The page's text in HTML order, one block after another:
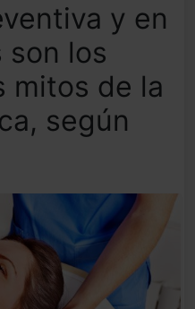
y en
son los
mitos de la
según